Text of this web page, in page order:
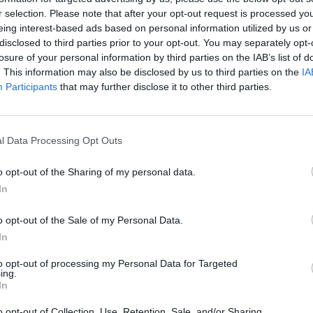
selection. Please note that after your opt-out request is processed
interest-based ads based on personal information utilized by us
to third parties prior to your opt-out. You may separately
of your personal information by third parties on the IAB’s list of
This information may also be disclosed by us to third parties on the
Participants that may further disclose it to other third parties.
Data Processing Opt Outs
opt-out of the Sharing of my personal data.
opt-out of the Sale of my Personal Data.
opt-out of processing my Personal Data for Targeted
Donaldas Trumpas tik Lrytas.TV
Visi įrašai
Nyderlanduose apgynė čempionų vardą
Žinios | Lietuvos diena
nieko nereiškia?